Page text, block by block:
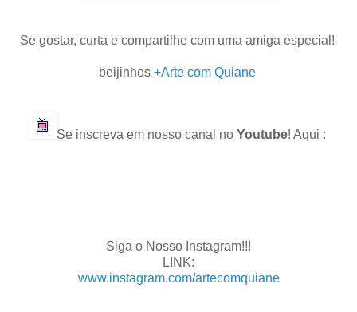
Se gostar, curta e compartilhe com uma amiga especial!
beijinhos +Arte com Quiane
Se inscreva em nosso canal no Youtube! Aqui :
Siga o Nosso Instagram!!!
LINK:
www.instagram.com/artecomquiane